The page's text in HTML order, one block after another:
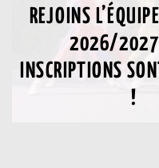
REJOINS
2026/2027
INSCRIPTIONS
!